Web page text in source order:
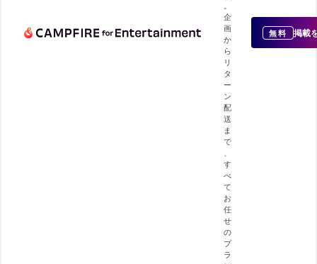
企
画
か
ら
リ
タ
ー
ン
配
送
ま
で
す
べ
て
お
任
せ
の
プ
ラ
無料 掲載